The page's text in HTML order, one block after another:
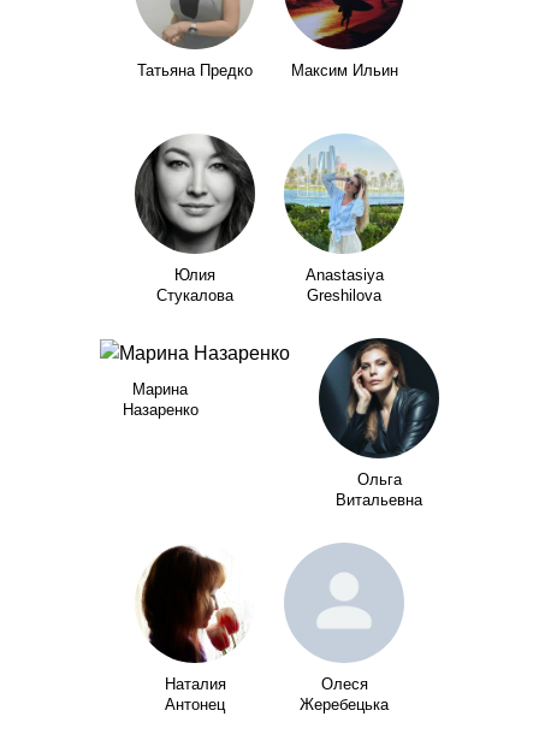
Татьяна Предко Максим Ильин
Юлия
Стукалова
Anastasiya
Greshilova
Марина
Назаренко
Ольга
Витальевна
Наталия
Антонец
Олеся
Жеребецька